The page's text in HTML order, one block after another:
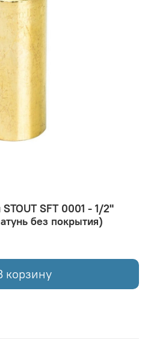
SFT 0001 - 1/2"
без покрытия)
корзину